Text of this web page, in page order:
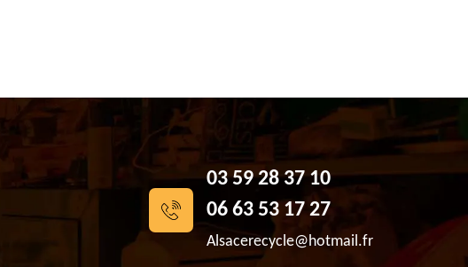
03 59 28 37 10
06 63 53 17 27
Alsacerecycle@hotmail.fr